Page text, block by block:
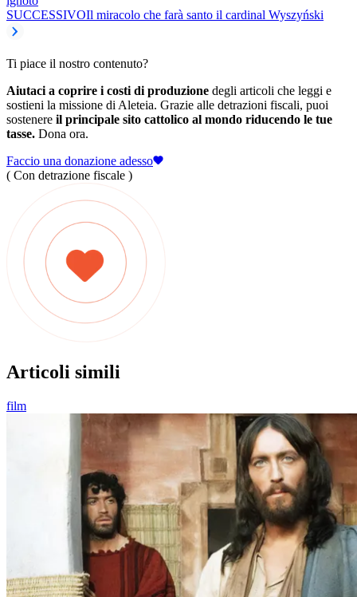
SUCCESSIVOIl miracolo che farà santo il cardinal Wyszyński
Ti piace il nostro contenuto?
Aiutaci a coprire i costi di produzione degli articoli che leggi e
sostieni la missione di Aleteia. Grazie alle detrazioni fiscali, puoi
sostenere il principale sito cattolico al mondo riducendo le tue
tasse. Dona ora.
Faccio una donazione adesso
( Con detrazione fiscale )
Articoli simili
film